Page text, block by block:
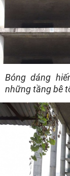
Bóng dáng
những tầng bê